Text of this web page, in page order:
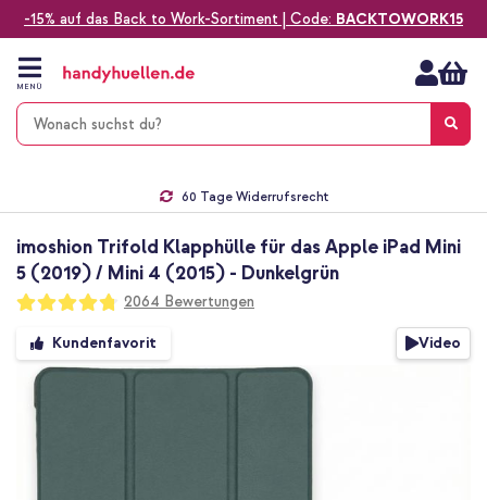
-15% auf das Back to Work-Sortiment | Code: BACKTOWORK15
Zum
Inhalt
springen
MENÜ
60 Tage Widerrufsrecht
imoshion Trifold Klapphülle für das Apple iPad Mini
5 (2019) / Mini 4 (2015) - Dunkelgrün
Bewertung:
95
100
2064 Bewertungen
Zum
Ende
der
springen
Kundenfavorit Video